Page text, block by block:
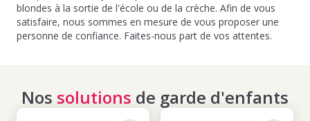
blondes à la sortie de l'école ou de la crèche. Afin de vous
satisfaire, nous sommes en mesure de vous proposer une
personne de confiance. Faites-nous part de vos attentes.
Nos solutions de garde d'enfants